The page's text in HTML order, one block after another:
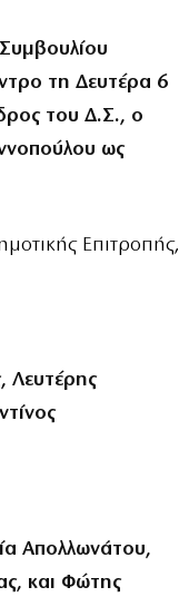
τη Δευτέρα 6
του Δ.Σ., ο
ως
Επιτροπής,
Λευτέρης
Απολλωνάτου,
και Φώτης